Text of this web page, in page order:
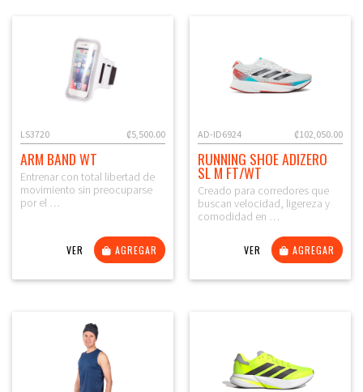
₡5,500.00
LS3720
ARM BAND WT
Entrenar con total libertad de
movimiento sin preocuparse
por el …
VER AGREGAR
₡102,050.00
AD-ID6924
RUNNING SHOE ADIZERO
SL M FT/WT
Creado para corredores que
buscan velocidad, ligereza y
comodidad en …
VER AGREGAR